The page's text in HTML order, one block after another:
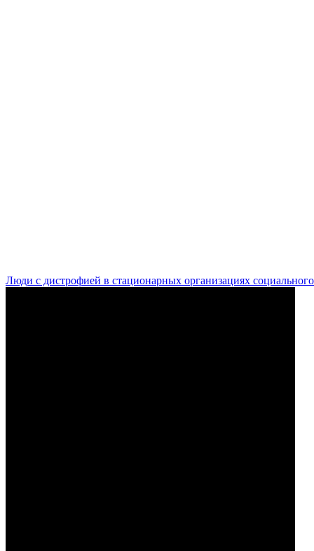
Люди с дистрофией в стационарных организациях